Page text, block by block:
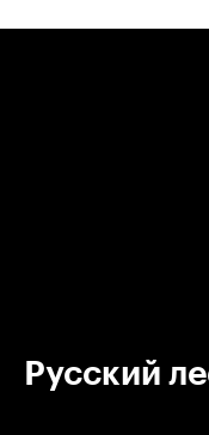
Русский